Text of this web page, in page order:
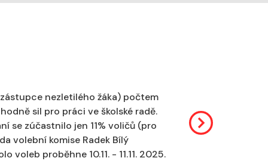
zástupce nezletilého žáka) počtem
sil pro práci ve školské radě.
se zúčastnilo jen 11% voličů (pro
volební komise Radek Bílý
proběhne 10.11. - 11.11. 2025.